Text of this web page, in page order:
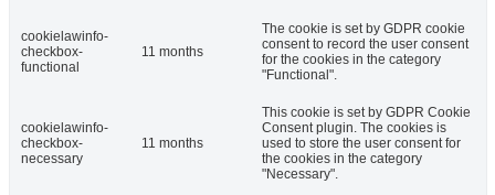
cookielawinfo-
checkbox-
functional
11 months
The cookie is set by GDPR cookie
consent to record the user consent
for the cookies in the category
"Functional".
cookielawinfo-
checkbox-
necessary
11 months
This cookie is set by GDPR Cookie
Consent plugin. The cookies is
used to store the user consent for
the cookies in the category
"Necessary".